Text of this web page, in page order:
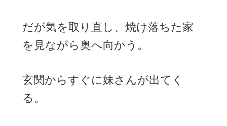
だが気を取り直し、焼け落ちた家
を見ながら奥へ向かう。
玄関からすぐに妹さんが出てく
る。